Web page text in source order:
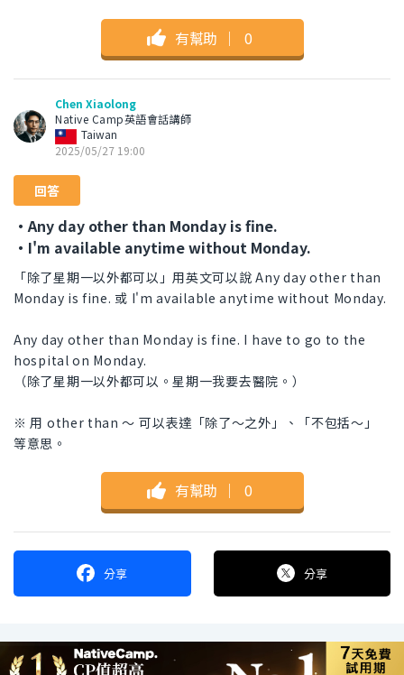
有幫助 ｜ 0
Chen Xiaolong
Native Camp英語會話講師
Taiwan
2025/05/27 19:00
回答
・Any day other than Monday is fine.
・I'm available anytime without Monday.
「除了星期一以外都可以」用英文可以說 Any day other than
Monday is fine. 或 I'm available anytime without Monday.
Any day other than Monday is fine. I have to go to the
hospital on Monday.
（除了星期一以外都可以。星期一我要去醫院。）
※ 用 other than 〜 可以表達「除了〜之外」、「不包括〜」
等意思。
有幫助 ｜ 0
分享 分享